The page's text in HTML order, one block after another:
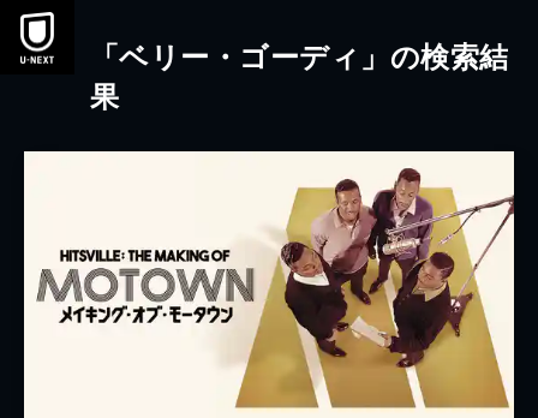
本文へスキップ
「ベリー・ゴーディ」の検索結
果